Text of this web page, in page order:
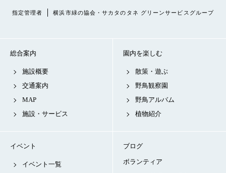
指定管理者 横浜市緑の協会・サカタのタネ グリーンサービスグループ
総合案内
施設概要
交通案内
MAP
施設・サービス
園内を楽しむ
散策・遊ぶ
野鳥観察園
野鳥アルバム
植物紹介
イベント
イベント一覧
ブログ
ボランティア